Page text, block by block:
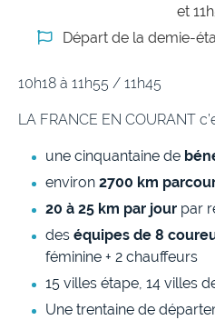
et
Départ de la demie-
10h18 à 11h55 / 11h45
LA FRANCE EN COURANT
une cinquantaine de
environ 2700 km
20 à 25 km par jour par
des équipes de 8
féminine + 2 chauffeurs
15 villes étape, 14 villes
Une trentaine de